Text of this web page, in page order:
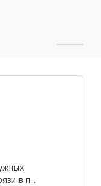
в п...